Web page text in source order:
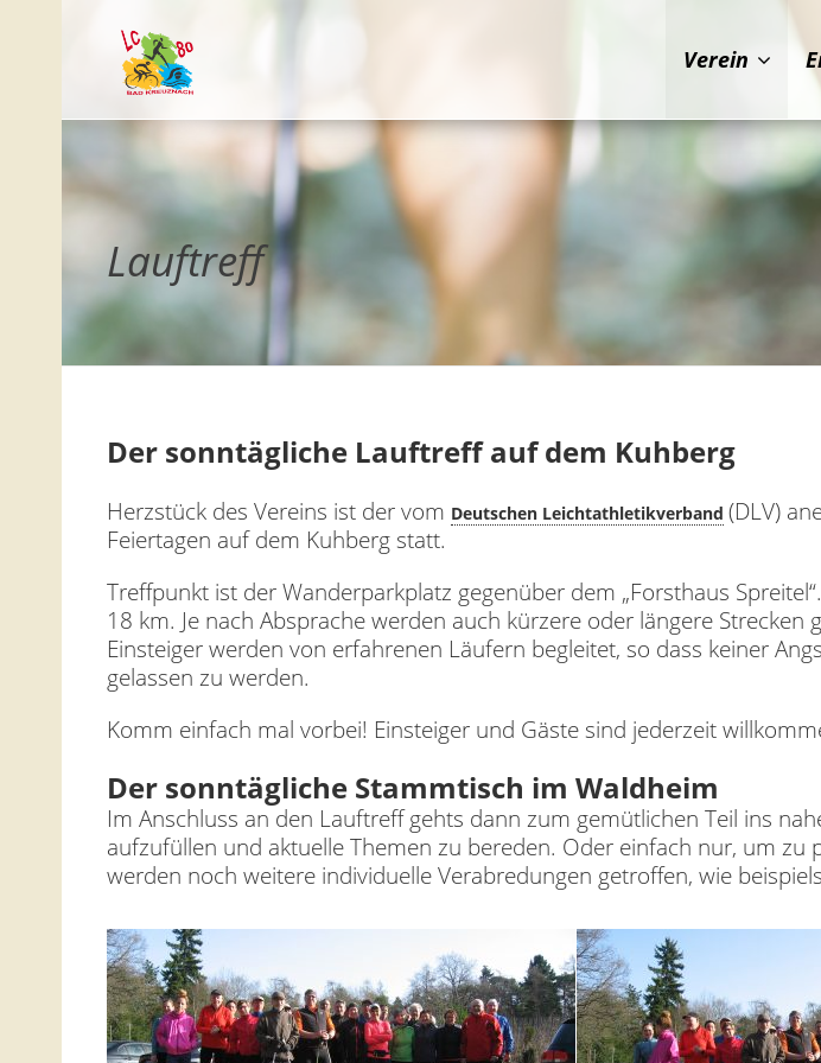
Verein
Lauftreff
Der sonntägliche Lauftreff auf dem Kuhberg
Herzstück des Vereins ist der vom Deutschen Leichtathletikverband (DLV)
Feiertagen auf dem Kuhberg statt.
Treffpunkt ist der Wanderparkplatz gegenüber dem „Forsthaus
18 km. Je nach Absprache werden auch kürzere oder längere
Einsteiger werden von erfahrenen Läufern begleitet, so dass keiner
gelassen zu werden.
Komm einfach mal vorbei! Einsteiger und Gäste sind jederzeit
Der sonntägliche Stammtisch im Waldheim
Im Anschluss an den Lauftreff gehts dann zum gemütlichen Teil ins
aufzufüllen und aktuelle Themen zu bereden. Oder einfach nur, um
werden noch weitere individuelle Verabredungen getroffen, wie